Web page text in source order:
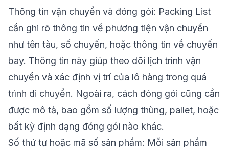
Thông tin vận chuyển và đóng gói: Packing List
cần ghi rõ thông tin về phương tiện vận chuyển
như tên tàu, số chuyến, hoặc thông tin về chuyến
bay. Thông tin này giúp theo dõi lịch trình vận
chuyển và xác định vị trí của lô hàng trong quá
trình di chuyển. Ngoài ra, cách đóng gói cũng cần
được mô tả, bao gồm số lượng thùng, pallet, hoặc
bất kỳ định dạng đóng gói nào khác.
Số thứ tự hoặc mã số sản phẩm: Mỗi sản phẩm